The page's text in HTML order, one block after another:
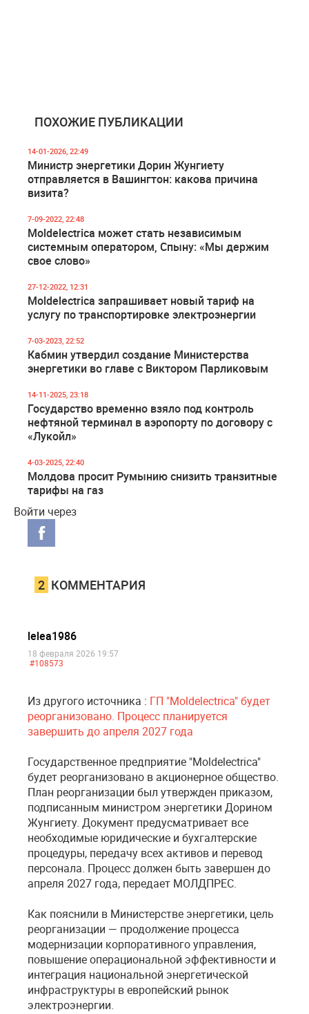
ПОХОЖИЕ ПУБЛИКАЦИИ
14-01-2026, 22:49
Министр энергетики Дорин Жунгиету
отправляется в Вашингтон: какова причина
визита?
7-09-2022, 22:48
Moldelectrica может стать независимым
системным оператором, Спыну: «Мы держим
свое слово»
27-12-2022, 12:31
Moldelectrica запрашивает новый тариф на
услугу по транспортировке электроэнергии
7-03-2023, 22:52
Кабмин утвердил создание Министерства
энергетики во главе с Виктором Парликовым
14-11-2025, 23:18
Государство временно взяло под контроль
нефтяной терминал в аэропорту по договору с
«Лукойл»
4-03-2025, 22:40
Молдова просит Румынию снизить транзитные
тарифы на газ
Войти через
2 КОММЕНТАРИЯ
lelea1986
18 февраля 2026 19:57
#108573
Из другого источника : ГП "Moldelectrica" будет
реорганизовано. Процесс планируется
завершить до апреля 2027 года
Государственное предприятие "Moldelectrica"
будет реорганизовано в акционерное общество.
План реорганизации был утвержден приказом,
подписанным министром энергетики Дорином
Жунгиету. Документ предусматривает все
необходимые юридические и бухгалтерские
процедуры, передачу всех активов и перевод
персонала. Процесс должен быть завершен до
апреля 2027 года, передает МОЛДПРЕС.
Как пояснили в Министерстве энергетики, цель
реорганизации — продолжение процесса
модернизации корпоративного управления,
повышение операциональной эффективности и
интеграция национальной энергетической
инфраструктуры в европейский рынок
электроэнергии.